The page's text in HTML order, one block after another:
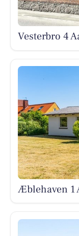
Vesterbro 4
Æblehaven 1